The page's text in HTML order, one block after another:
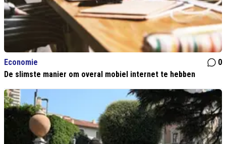
Economie
0
De slimste manier om overal mobiel internet te hebben